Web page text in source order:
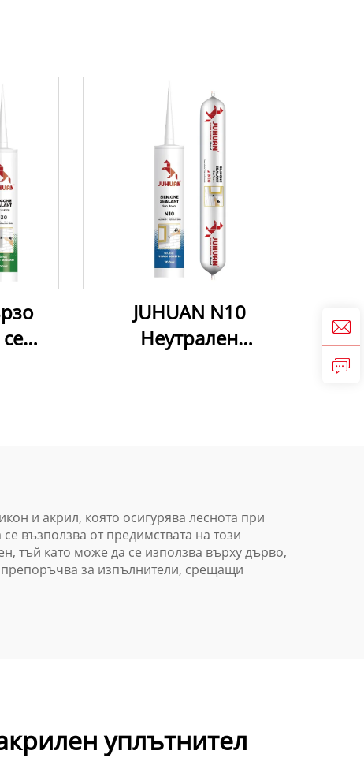
JUHUAN N10
Неутрален
и акрил, която осигурява леснота при
възползва от предимствата на този
тъй като може да се използва върху дърво,
препоръчва за изпълнители, срещащи
уплътнител